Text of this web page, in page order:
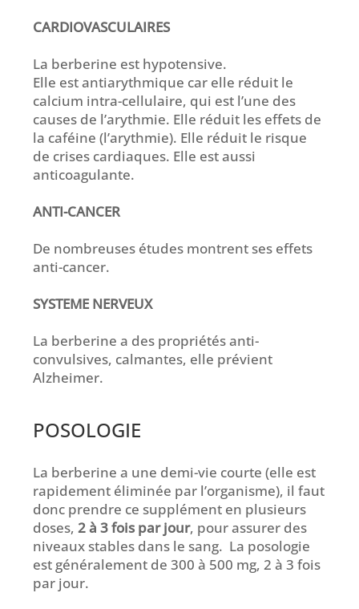
CARDIOVASCULAIRES
La berberine est hypotensive.
Elle est antiarythmique car elle réduit le
calcium intra-cellulaire, qui est l’une des
causes de l’arythmie. Elle réduit les effets de
la caféine (l’arythmie). Elle réduit le risque
de crises cardiaques. Elle est aussi
anticoagulante.
ANTI-CANCER
De nombreuses études montrent ses effets
anti-cancer.
SYSTEME NERVEUX
La berberine a des propriétés anti-
convulsives, calmantes, elle prévient
Alzheimer.
POSOLOGIE
La berberine a une demi-vie courte (elle est
rapidement éliminée par l’organisme), il faut
donc prendre ce supplément en plusieurs
doses,2 à 3 fois par jour, pour assurer des
niveaux stables dans le sang. La posologie
est généralement de 300 à 500 mg, 2 à 3 fois
par jour.